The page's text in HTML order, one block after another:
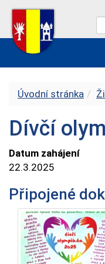
Úvodní stránka
Dívčí
Datum zahájení
22.3.2025
Připojené